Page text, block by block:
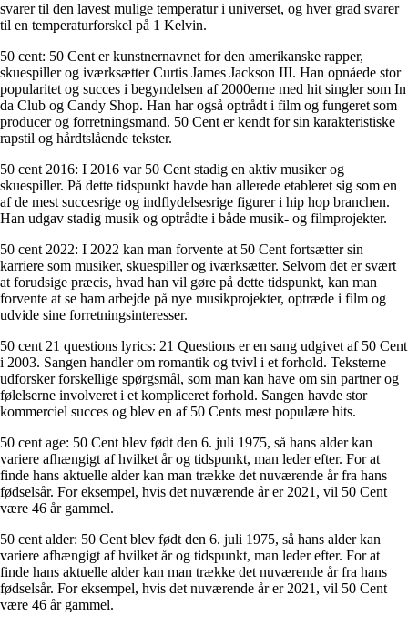
svarer til den lavest mulige temperatur i universet, og hver grad svarer
til en temperaturforskel på 1 Kelvin.
50 cent: 50 Cent er kunstnernavnet for den amerikanske rapper,
skuespiller og iværksætter Curtis James Jackson III. Han opnåede stor
popularitet og succes i begyndelsen af 2000erne med hit singler som In
da Club og Candy Shop. Han har også optrådt i film og fungeret som
producer og forretningsmand. 50 Cent er kendt for sin karakteristiske
rapstil og hårdtslående tekster.
50 cent 2016: I 2016 var 50 Cent stadig en aktiv musiker og
skuespiller. På dette tidspunkt havde han allerede etableret sig som en
af ​​de mest succesrige og indflydelsesrige figurer i hip hop branchen.
Han udgav stadig musik og optrådte i både musik- og filmprojekter.
50 cent 2022: I 2022 kan man forvente at 50 Cent fortsætter sin
karriere som musiker, skuespiller og iværksætter. Selvom det er svært
at forudsige præcis, hvad han vil gøre på dette tidspunkt, kan man
forvente at se ham arbejde på nye musikprojekter, optræde i film og
udvide sine forretningsinteresser.
50 cent 21 questions lyrics: 21 Questions er en sang udgivet af 50 Cent
i 2003. Sangen handler om romantik og tvivl i et forhold. Teksterne
udforsker forskellige spørgsmål, som man kan have om sin partner og
følelserne involveret i et kompliceret forhold. Sangen havde stor
kommerciel succes og blev en af ​​50 Cents mest populære hits.
50 cent age: 50 Cent blev født den 6. juli 1975, så hans alder kan
variere afhængigt af hvilket år og tidspunkt, man leder efter. For at
finde hans aktuelle alder kan man trække det nuværende år fra hans
fødselsår. For eksempel, hvis det nuværende år er 2021, vil 50 Cent
være 46 år gammel.
50 cent alder: 50 Cent blev født den 6. juli 1975, så hans alder kan
variere afhængigt af hvilket år og tidspunkt, man leder efter. For at
finde hans aktuelle alder kan man trække det nuværende år fra hans
fødselsår. For eksempel, hvis det nuværende år er 2021, vil 50 Cent
være 46 år gammel.